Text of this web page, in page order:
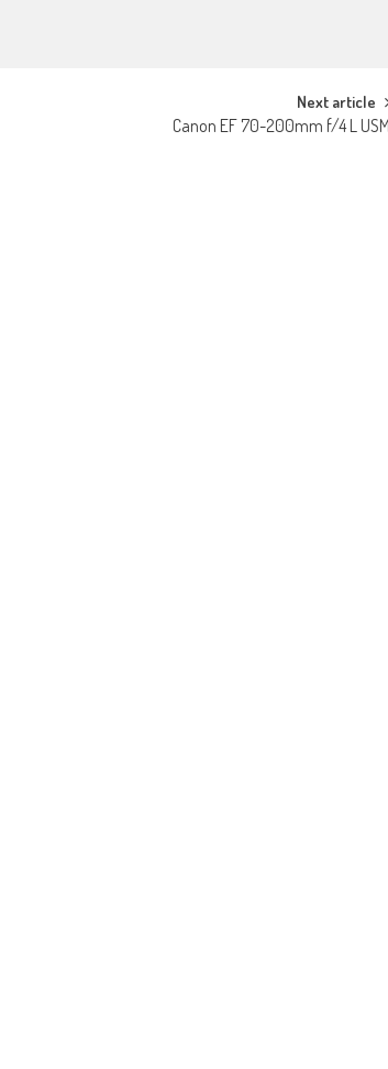
Next article
Canon EF 70-200mm f/4 L